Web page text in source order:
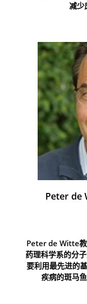
减少
Peter de
Peter de Witte
药理科学系的分
要利用最先进的
疾病的斑马